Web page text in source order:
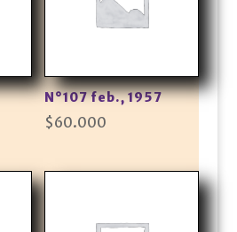
N°107 feb., 1957
$60.000